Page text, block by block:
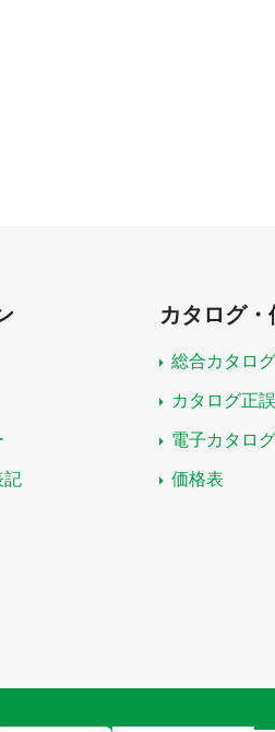
記
カタログ・
総合カタロ
カタログ正
電子カタログ
価格表